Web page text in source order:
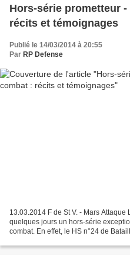
Hors-série prometteur
récits et témoignages
Publié le 14/03/2014 à 20:55
Par RP Defense
13.03.2014 F de St V. - Mars
quelques jours un hors-série
combat. En effet, le HS n°24 de